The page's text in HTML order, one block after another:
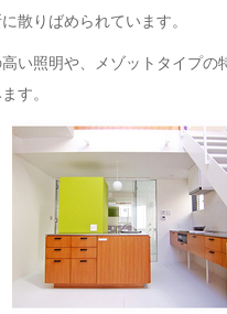
散りばめられています。
い照明や、メゾットタイプ
す。